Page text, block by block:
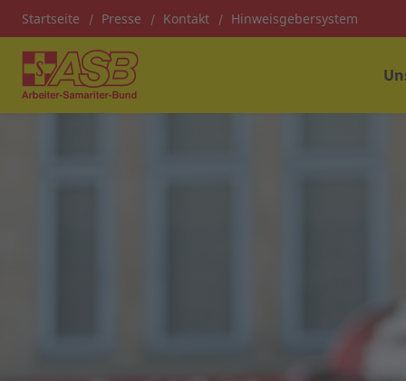
Startseite Presse Kontakt Hinweisgebersystem